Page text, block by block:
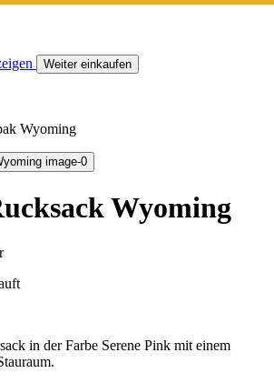
Weiter einkaufen
Wyoming
Wyoming
in der Farbe Serene Pink mit einem